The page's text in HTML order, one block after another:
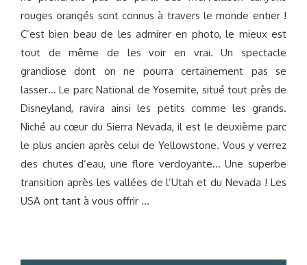
rouges orangés sont connus à travers le monde entier !
C’est bien beau de les admirer en photo, le mieux est
tout de même de les voir en vrai. Un spectacle
grandiose dont on ne pourra certainement pas se
lasser… Le parc National de Yosemite, situé tout près de
Disneyland, ravira ainsi les petits comme les grands.
Niché au cœur du Sierra Nevada, il est le deuxième parc
le plus ancien après celui de Yellowstone. Vous y verrez
des chutes d’eau, une flore verdoyante… Une superbe
transition après les vallées de l’Utah et du Nevada ! Les
USA ont tant à vous offrir …